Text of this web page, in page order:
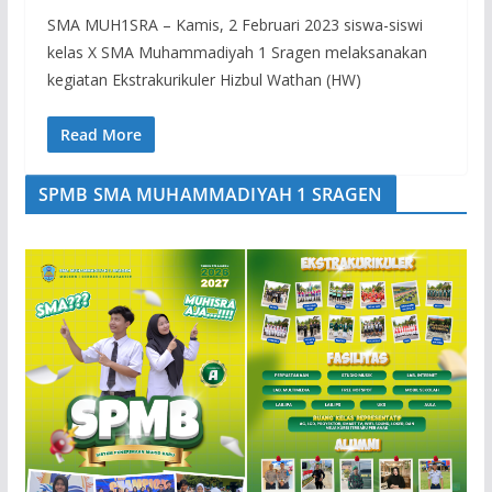
SMA MUH1SRA – Kamis, 2 Februari 2023 siswa-siswi
kelas X SMA Muhammadiyah 1 Sragen melaksanakan
kegiatan Ekstrakurikuler Hizbul Wathan (HW)
Read More
SPMB SMA MUHAMMADIYAH 1 SRAGEN